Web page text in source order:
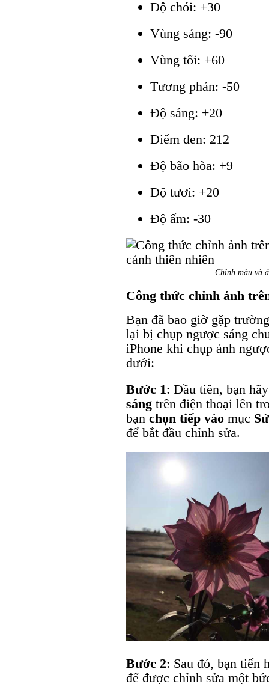
Độ chói: +30
Vùng sáng: -90
Vùng tối: +60
Tương phản: -50
Độ sáng: +20
Điểm đen: 212
Độ bão hòa: +9
Độ tươi: +20
Độ ấm: -30
Chỉnh màu và
Công thức chỉnh ảnh
Bạn đã bao giờ gặp
lại bị chụp ngược sáng
iPhone khi chụp ảnh
dưới:
Bước 1: Đầu tiên, bạn hãy
sáng trên điện thoại lên
bạn chọn tiếp vào mục
để bắt đầu chỉnh sửa.
Bước 2: Sau đó, bạn tiến
để được chỉnh sửa một